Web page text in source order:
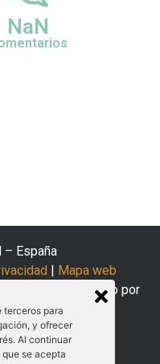
NaN
– España
| Mapa web
| Desarrollado por
terceros para
y ofrecer
Al continuar
se acepta